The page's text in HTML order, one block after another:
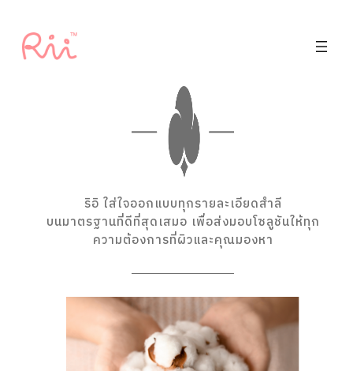
ริอิ ใส่ใจออกแบบทุกรายละเอียดสำลี
บนมาตรฐานที่ดีที่สุดเสมอ เพื่อส่งมอบโซลูชันให้ทุก
ความต้องการที่ผิวและคุณมองหา